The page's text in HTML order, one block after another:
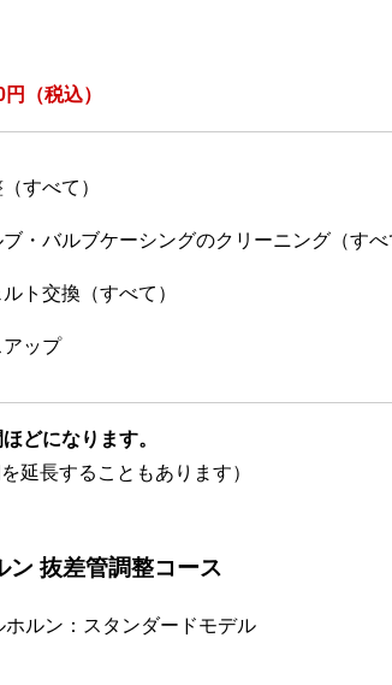
（税込）
すべて）
・バルブケーシングのクリーニング（すべ
ト交換（すべて）
ップ
どになります。
延長することもあります）
ン 抜差管調整コース
ルン：スタンダードモデル